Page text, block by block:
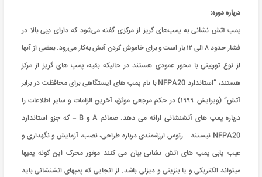
درباره دوره:
پمپ آتش نشانی به پمپ‌های گریز از مرکزی گفته می‌شود که دارای دِبی بالا در
فشار حدود ۸ الی ۱۲ بار است و برای خاموش کردن آتش به‌کار می‌رود. بعضی از آنها
از نوع توربینی با محور عمودی هستند در حالیکه بقیه، پمپ های گریز از مرکز
هستند، “استاندارد NFPA20 با نام پمپ های ایستگاهی برای محافظت در برابر
آتش” (ویرایش ۱۹۹۹) در حکم مرجعی موثق، آخرین الزامات و سایر اطلاعات را
درباره پمپ های آتشنشانی ارائه می دهد. ضمائم A و B – که جزو استاندارد
NFPA20 نیستند – رئوس ارزشمندی درباره طراحی، نصب، آزمایش و نگهداری و
عیب یابی پمپ های آتش نشانی بیان می کنند موتور محرک این گونه پمپها
میتواند الکتریکی و یا بنزینی و دیزلی باشد. از انجایی که پمپهای اتشنشانی باید